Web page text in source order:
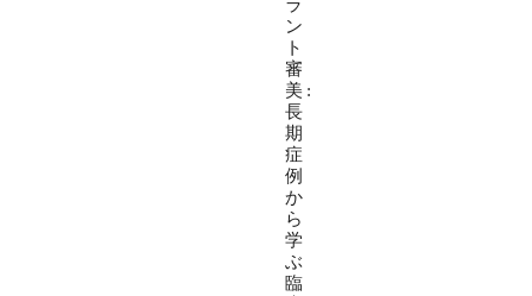
ラ
ン
ト
審
美 :
長
期
症
例
か
ら
学
ぶ
臨